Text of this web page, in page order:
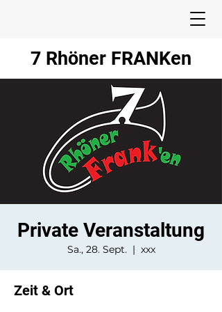
7 Rhöner FRANKen
Private Veranstaltung
Sa., 28. Sept.
  |
xxx
Zeit & Ort